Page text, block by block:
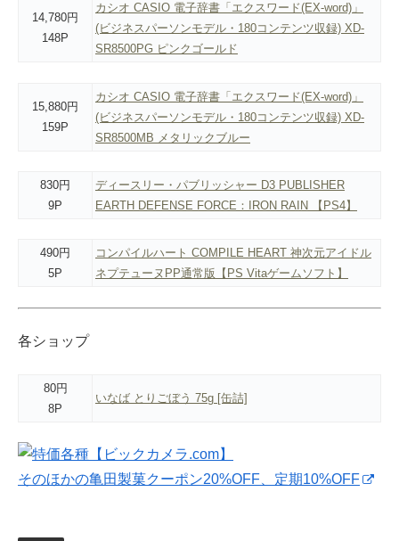
14,780円
148P
カシオ CASIO 電子辞書「エクスワード(EX-word)」
(ビジネスパーソンモデル・180コンテンツ収録) XD-
SR8500PG ピンクゴールド
15,880円
159P
カシオ CASIO 電子辞書「エクスワード(EX-word)」
(ビジネスパーソンモデル・180コンテンツ収録) XD-
SR8500MB メタリックブルー
830円
9P
ディースリー・パブリッシャー D3 PUBLISHER
EARTH DEFENSE FORCE：IRON RAIN 【PS4】
490円
5P
コンパイルハート COMPILE HEART 神次元アイドル
ネプテューヌPP通常版【PS Vitaゲームソフト】
各ショップ
80円
8P
いなば とりごぼう 75g [缶詰]
そのほかの亀田製菓クーポン20%OFF、定期10%OFF